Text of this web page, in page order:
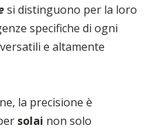
si distinguono per la loro
specifiche di ogni
e altamente
la precisione è
solai non solo